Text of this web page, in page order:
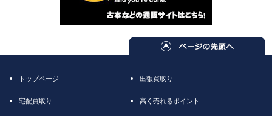
トップページ 出張買取り
宅配買取り 高く売れるポイント